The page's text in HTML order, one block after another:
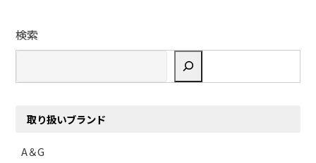
検索
取り扱いブランド
A＆G